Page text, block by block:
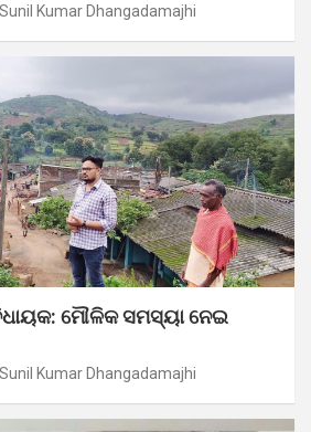
Sunil Kumar Dhangadamajhi
ମୌଳିକ ସମସ୍ୟା ନେଇ
Sunil Kumar Dhangadamajhi